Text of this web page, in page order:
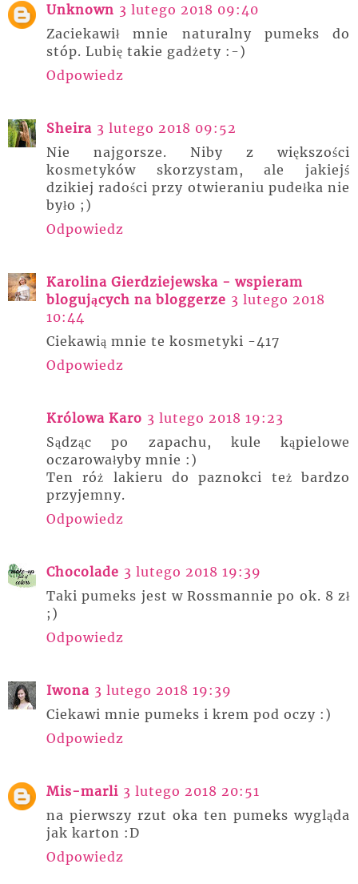
Unknown 3 lutego 2018 09:40
Zaciekawił mnie naturalny pumeks do
stóp. Lubię takie gadżety :-)
Odpowiedz
Sheira 3 lutego 2018 09:52
Nie najgorsze. Niby z większości
kosmetyków skorzystam, ale jakiejś
dzikiej radości przy otwieraniu pudełka nie
było ;)
Odpowiedz
Karolina Gierdziejewska - wspieram
blogujących na bloggerze 3 lutego 2018
10:44
Ciekawią mnie te kosmetyki -417
Odpowiedz
Królowa Karo 3 lutego 2018 19:23
Sądząc po zapachu, kule kąpielowe
oczarowałyby mnie :)
Ten róż lakieru do paznokci też bardzo
przyjemny.
Odpowiedz
Chocolade 3 lutego 2018 19:39
Taki pumeks jest w Rossmannie po ok. 8 zł
;)
Odpowiedz
Iwona 3 lutego 2018 19:39
Ciekawi mnie pumeks i krem pod oczy :)
Odpowiedz
Mis-marli 3 lutego 2018 20:51
na pierwszy rzut oka ten pumeks wygląda
jak karton :D
Odpowiedz